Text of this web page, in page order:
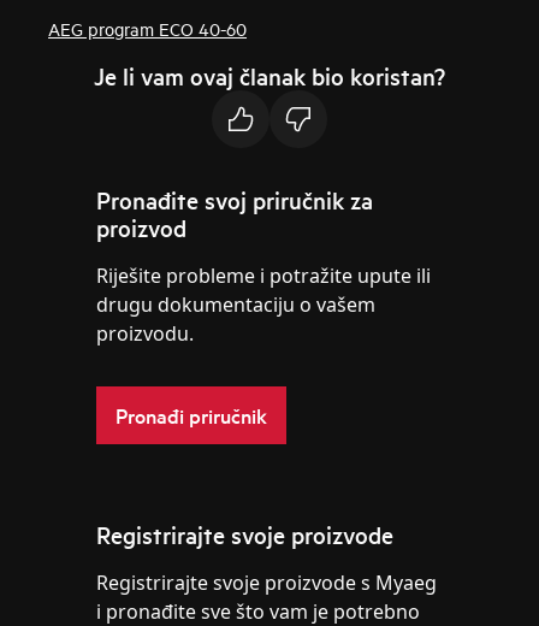
AEG program ECO 40-60
Je li vam ovaj članak bio koristan?
Pronađite svoj priručnik za
proizvod
Riješite probleme i potražite upute ili
drugu dokumentaciju o vašem
proizvodu.
Pronađi priručnik
Registrirajte svoje proizvode
Registrirajte svoje proizvode s Myaeg
i pronađite sve što vam je potrebno